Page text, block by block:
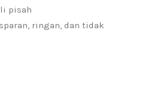
pisah
ringan, dan tidak